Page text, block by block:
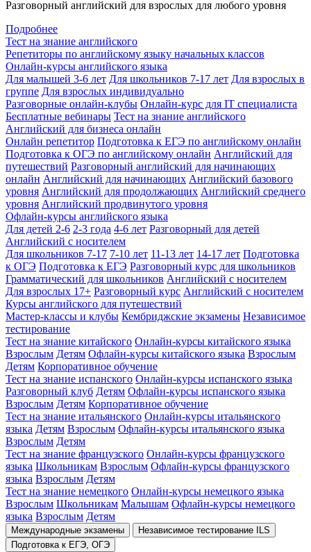
Разговорный английский для взрослых для любого уровня
Подробнее
Тест на знание английского
Репетиторы по английскому языку начальных классов
Онлайн-курсы английского языка
Для малышей 3-6 лет Для школьников 7-17 лет Для взрослых в
группе Для взрослых индивидуально
Разговорные онлайн-клубы Онлайн-курс для IT специалиста
Бесплатные вебинары Тест на знание английского
Английский для бизнеса онлайн
Онлайн репетитор Подготовка к ЕГЭ по английскому онлайн
Подготовка к ОГЭ по английскому онлайн Английский для
путешествий Разговорный английский для начинающих
онлайн Английский для начинающих Английский базового
уровня Английский для продолжающих Английский среднего
уровня Английский продвинутого уровня
Офлайн-курсы английского языка
Для детей 2-6 2-3 года 4-6 лет Разговорный для детей
Английский с носителем
Для школьников 7-17 7-10 лет 11-13 лет 14-17 лет Подготовка
к ОГЭ Подготовка к ЕГЭ Разговорный курс для школьников
Грамматический для школьников Английский с носителем
Для взрослых 17+ Разговорный курс Английский с носителем
Курсы английского для путешествий
Мастер-классы и клубы Кембриджские экзамены Независимое
тестирование
Тест на знание китайского Онлайн-курсы китайского языка
Взрослым Детям Офлайн-курсы китайского языка Взрослым
Детям Корпоративное обучение
Тест на знание испанского Онлайн-курсы испанского языка
Разговорный клуб Детям Офлайн-курсы испанского языка
Взрослым Детям Корпоративное обучение
Тест на знание итальянского Онлайн-курсы итальянского
языка Детям Взрослым Офлайн-курсы итальянского языка
Взрослым Детям
Тест на знание французского Онлайн-курсы французского
языка Школьникам Взрослым Офлайн-курсы французского
языка Взрослым Детям
Тест на знание немецкого Онлайн-курсы немецкого языка
Взрослым Школьникам Малышам Офлайн-курсы немецкого
языка Взрослым Детям
Международные экзамены
Независимое тестирование ILS
Подготовка к ЕГЭ, ОГЭ